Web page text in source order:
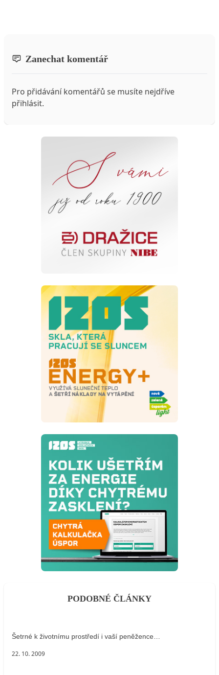
Zanechat komentář
Pro přidávání komentářů se musíte nejdříve
přihlásit.
PODOBNÉ ČLÁNKY
Šetrné k životnímu prostředí i vaší peněžence…
22. 10. 2009